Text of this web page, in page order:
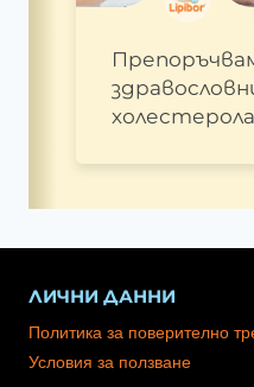
холестерола
ЛИЧНИ ДАННИ
Политика за поверително
Условия за ползване